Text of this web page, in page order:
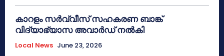
കാറളം സർവ്വീസ് സഹകരണ ബാങ്ക്
വിദ്യാഭ്യാസ അവാർഡ് നൽകി
Local News June 23, 2026